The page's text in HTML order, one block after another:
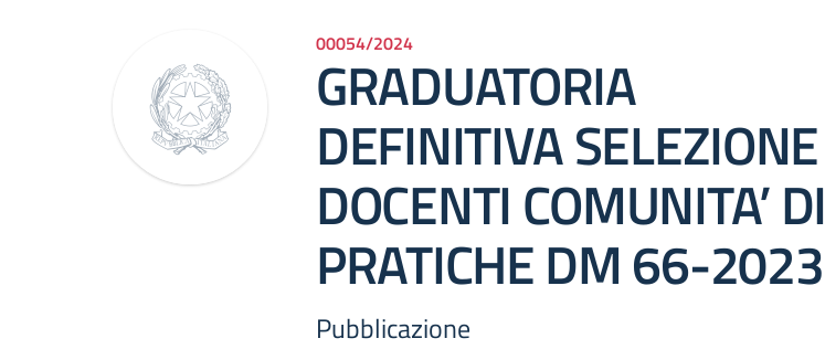
00054/2024
GRADUATORIA
DEFINITIVA SELEZIONE
DOCENTI COMUNITA’ DI
PRATICHE DM 66-2023
Pubblicazione